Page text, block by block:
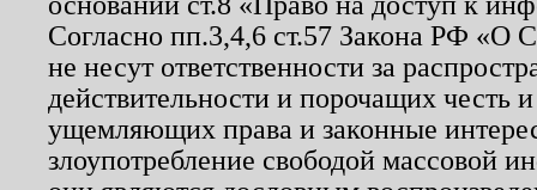
Согласно пп.3,4,6 ст.57 Закона РФ «О
не несут ответственности за
действительности и порочащих честь
ущемляющих права и законные
злоупотребление свободой массовой